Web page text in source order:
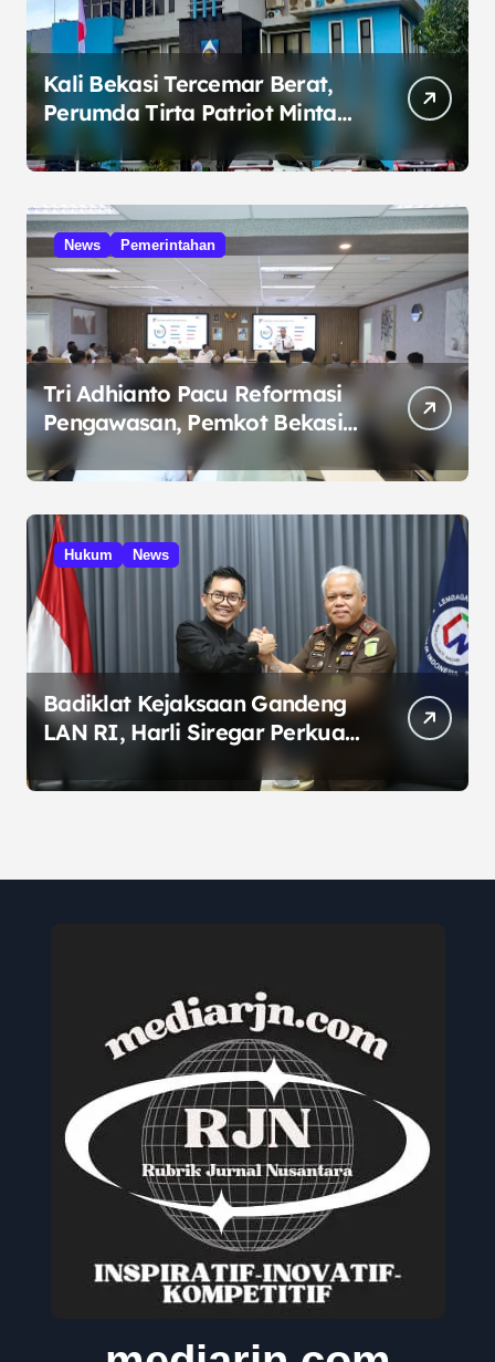
Kali Bekasi Tercemar Berat,
Perumda Tirta Patriot Minta
Maaf atas Penurunan Kualitas
Air
News Pemerintahan
Tri Adhianto Pacu Reformasi
Pengawasan, Pemkot Bekasi
Targetkan Skor MCSP KPK
Naik
Hukum News
Badiklat Kejaksaan Gandeng
LAN RI, Harli Siregar Perkuat
SDM Penegak Hukum